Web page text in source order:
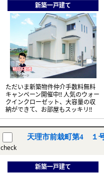
新築一戸建て
ただいま新築物件仲介手数料無料
キャンペーン開催中!! 人気のウォー
クインクローゼット、大容量の収
納ができて、お部屋もスッキリ!!
check
天理市前栽町第4 １
新築一戸建て